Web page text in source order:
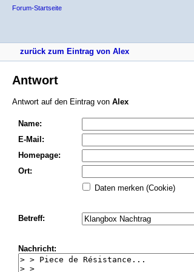
Forum-Startseite
zurück zum Eintrag von Alex
Antwort
Antwort auf den Eintrag von Alex
Name:
E-Mail:
Homepage:
Ort:
Daten merken (Cookie)
Betreff:
Nachricht: